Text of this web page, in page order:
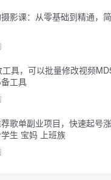
影课：从零基础到精通，
具，可以批量修改视频
工具
歌单副业项目，快速起号
生 宝妈 上班族